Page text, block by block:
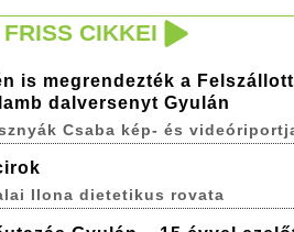
FRISS CIKKEI
is megrendezték a
dalversenyt Gyulán
Csaba kép- és
Ilona dietetikus rovata